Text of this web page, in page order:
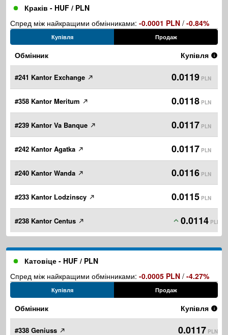
Краків - HUF / PLN
Спред між найкращими обмінниками: -0.0001 PLN / -0.84%
Купівля Продаж
Обмінник Купівля
#241 Kantor Exchange 0.0119 PLN
#358 Kantor Meritum 0.0118 PLN
#239 Kantor Va Banque 0.0117 PLN
#242 Kantor Agatka 0.0117 PLN
#240 Kantor Wanda 0.0116 PLN
#233 Kantor Lodzinscy 0.0115 PLN
#238 Kantor Centus 0.0114 PLN
Катовіце - HUF / PLN
Спред між найкращими обмінниками: -0.0005 PLN / -4.27%
Купівля Продаж
Обмінник Купівля
#338 Geniuss 0.0117 PLN